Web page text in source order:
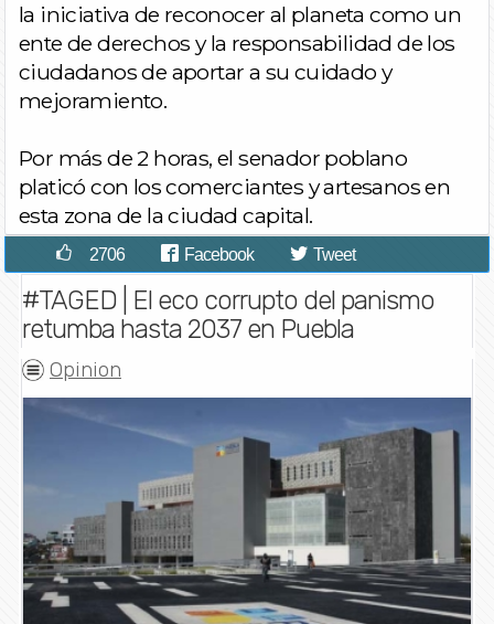
la iniciativa de reconocer al planeta como un
ente de derechos y la responsabilidad de los
ciudadanos de aportar a su cuidado y
mejoramiento.
Por más de 2 horas, el senador poblano
platicó con los comerciantes y artesanos en
esta zona de la ciudad capital.
2706 Facebook Tweet
#TAGED | El eco corrupto del panismo
retumba hasta 2037 en Puebla
Opinion